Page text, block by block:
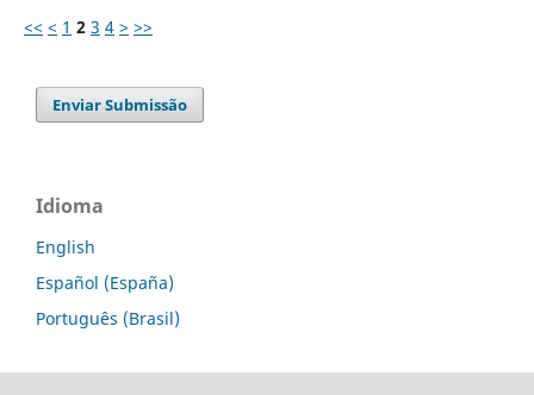
<< < 1 2 3 4 > >>
Enviar Submissão
Idioma
English
Español (España)
Português (Brasil)